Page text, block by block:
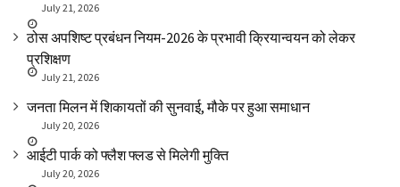
July 21, 2026
ठोस अपशिष्ट प्रबंधन नियम-2026 के प्रभावी क्रियान्वयन को लेकर
प्रशिक्षण
July 21, 2026
जनता मिलन में शिकायतों की सुनवाई, मौके पर हुआ समाधान
July 20, 2026
आईटी पार्क को फ्लैश फ्लड से मिलेगी मुक्ति
July 20, 2026